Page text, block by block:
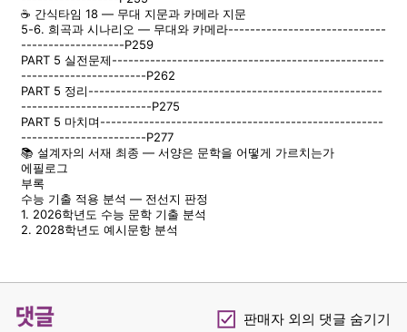
☕ 간식타임 18 — 무대 지문과 카메라 지문
5-6. 희곡과 시나리오 — 무대와 카메라-----------------------------
-------------------P259
PART 5 실전문제--------------------------------------------------
-----------------------P262
PART 5 정리------------------------------------------------------
------------------------P275
PART 5 마치며----------------------------------------------------
-----------------------P277
📚 설계자의 서재 최종 — 서양은 문학을 어떻게 가르치는가
에필로그
부록
수능 기출 적용 분석 — 전선지 판정
1. 2026학년도 수능 문학 기출 분석
2. 2028학년도 예시문항 분석
댓글 Checkbox
판매자 외의 댓글 숨기기